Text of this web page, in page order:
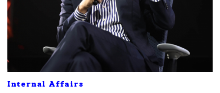
Internal Affairs
SHARE TWEET LINE EMAIL